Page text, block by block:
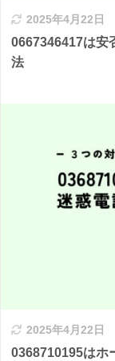
2025年4月22日
0667346417は安
法
2025年4月22日
0368710195はホ